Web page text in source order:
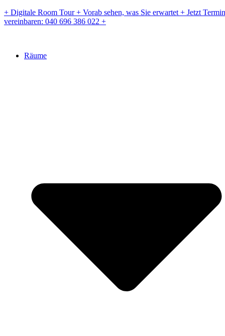
Zum
Inhalt
+ Digitale Room Tour + Vorab sehen, was Sie erwartet + Jetzt Termin
vereinbaren: 040 696 386 022 +
Räume